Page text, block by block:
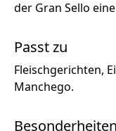
der Gran Sello
Passt zu
Fleischgerichten,
Manchego.
Besonderheiten